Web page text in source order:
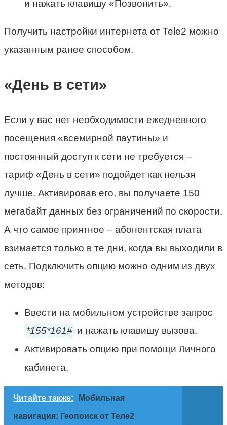
и нажать клавишу «Позвонить».
Получить настройки интернета от Tele2 можно
указанным ранее способом.
«День в сети»
Если у вас нет необходимости ежедневного
посещения «всемирной паутины» и
постоянный доступ к сети не требуется –
тариф «День в сети» подойдет как нельзя
лучше. Активировав его, вы получаете 150
мегабайт данных без ограничений по скорости.
А что самое приятное – абонентская плата
взимается только в те дни, когда вы выходили в
сеть. Подключить опцию можно одним из двух
методов:
Ввести на мобильном устройстве запрос
*155*161# и нажать клавишу вызова.
Активировать опцию при помощи Личного
кабинета.
Читайте также: Мобильная
навигация: Геопоиск от Теле2